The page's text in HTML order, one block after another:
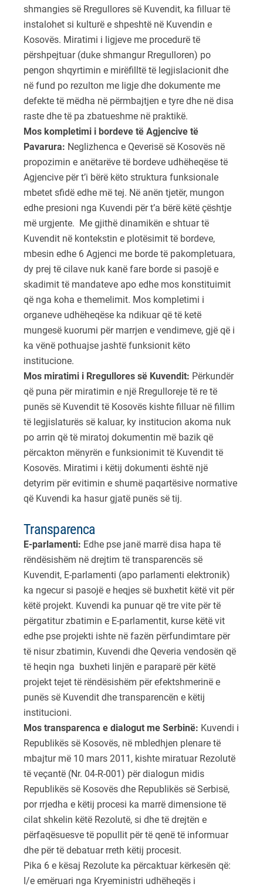
shmangies së Rregullores së Kuvendit, ka filluar të
instalohet si kulturë e shpeshtë në Kuvendin e
Kosovës. Miratimi i ligjeve me procedurë të
përshpejtuar (duke shmangur Rregulloren) po
pengon shqyrtimin e mirëfilltë të legjislacionit dhe
në fund po rezulton me ligje dhe dokumente me
defekte të mëdha në përmbajtjen e tyre dhe në disa
raste dhe të pa zbatueshme në praktikë.
Mos kompletimi i bordeve të Agjencive të
Pavarura: Neglizhenca e Qeverisë së Kosovës në
propozimin e anëtarëve të bordeve udhëheqëse të
Agjencive për t’i bërë këto struktura funksionale
mbetet sfidë edhe më tej. Në anën tjetër, mungon
edhe presioni nga Kuvendi për t’a bërë këtë çështje
më urgjente. Me gjithë dinamikën e shtuar të
Kuvendit në kontekstin e plotësimit të bordeve,
mbesin edhe 6 Agjenci me borde të pakompletuara,
dy prej të cilave nuk kanë fare borde si pasojë e
skadimit të mandateve apo edhe mos konstituimit
që nga koha e themelimit. Mos kompletimi i
organeve udhëheqëse ka ndikuar që të ketë
mungesë kuorumi për marrjen e vendimeve, gjë që i
ka vënë pothuajse jashtë funksionit këto
institucione.
Mos miratimi i Rregullores së Kuvendit: Përkundër
që puna për miratimin e një Rregulloreje të re të
punës së Kuvendit të Kosovës kishte filluar në fillim
të legjislaturës së kaluar, ky institucion akoma nuk
po arrin që të miratoj dokumentin më bazik që
përcakton mënyrën e funksionimit të Kuvendit të
Kosovës. Miratimi i këtij dokumenti është një
detyrim për evitimin e shumë paqartësive normative
që Kuvendi ka hasur gjatë punës së tij.
Transparenca
E-parlamenti: Edhe pse janë marrë disa hapa të
rëndësishëm në drejtim të transparencës së
Kuvendit, E-parlamenti (apo parlamenti elektronik)
ka ngecur si pasojë e heqjes së buxhetit këtë vit për
këtë projekt. Kuvendi ka punuar që tre vite për të
përgatitur zbatimin e E-parlamentit, kurse këtë vit
edhe pse projekti ishte në fazën përfundimtare për
të nisur zbatimin, Kuvendi dhe Qeveria vendosën që
të heqin nga buxheti linjën e paraparë për këtë
projekt tejet të rëndësishëm për efektshmerinë e
punës së Kuvendit dhe transparencën e këtij
institucioni.
Mos transparenca e dialogut me Serbinë: Kuvendi i
Republikës së Kosovës, në mbledhjen plenare të
mbajtur më 10 mars 2011, kishte miratuar Rezolutë
të veçantë (Nr. 04-R-001) për dialogun midis
Republikës së Kosovës dhe Republikës së Serbisë,
por rrjedha e këtij procesi ka marrë dimensione të
cilat shkelin këtë Rezolutë, si dhe të drejtën e
përfaqësuesve të popullit për të qenë të informuar
dhe për të debatuar rreth këtij procesit.
Pika 6 e kësaj Rezolute ka përcaktuar kërkesën që:
I/e emëruari nga Kryeministri udhëheqës i